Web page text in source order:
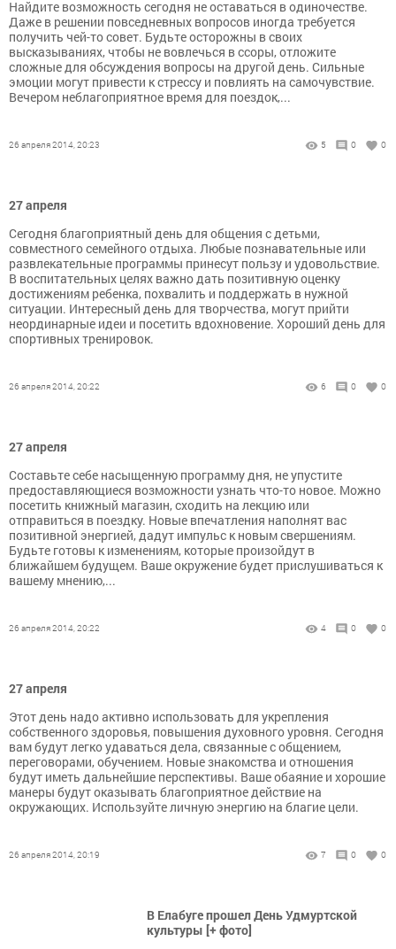
Найдите возможность сегодня не оставаться в одиночестве.
Даже в решении повседневных вопросов иногда требуется
получить чей-то совет. Будьте осторожны в своих
высказываниях, чтобы не вовлечься в ссоры, отложите
сложные для обсуждения вопросы на другой день. Сильные
эмоции могут привести к стрессу и повлиять на самочувствие.
Вечером неблагоприятное время для поездок,...
26 апреля 2014, 20:23 5 0 0
27 апреля
Сегодня благоприятный день для общения с детьми,
совместного семейного отдыха. Любые познавательные или
развлекательные программы принесут пользу и удовольствие.
В воспитательных целях важно дать позитивную оценку
достижениям ребенка, похвалить и поддержать в нужной
ситуации. Интересный день для творчества, могут прийти
неординарные идеи и посетить вдохновение. Хороший день для
спортивных тренировок.
26 апреля 2014, 20:22 6 0 0
27 апреля
Составьте себе насыщенную программу дня, не упустите
предоставляющиеся возможности узнать что-то новое. Можно
посетить книжный магазин, сходить на лекцию или
отправиться в поездку. Новые впечатления наполнят вас
позитивной энергией, дадут импульс к новым свершениям.
Будьте готовы к изменениям, которые произойдут в
ближайшем будущем. Ваше окружение будет прислушиваться к
вашему мнению,...
26 апреля 2014, 20:22 4 0 0
27 апреля
Этот день надо активно использовать для укрепления
собственного здоровья, повышения духовного уровня. Сегодня
вам будут легко удаваться дела, связанные с общением,
переговорами, обучением. Новые знакомства и отношения
будут иметь дальнейшие перспективы. Ваше обаяние и хорошие
манеры будут оказывать благоприятное действие на
окружающих. Используйте личную энергию на благие цели.
26 апреля 2014, 20:19 7 0 0
В Елабуге прошел День Удмуртской
культуры [+ фото]